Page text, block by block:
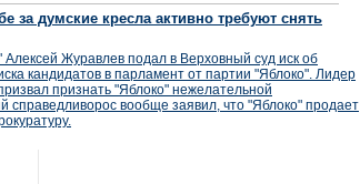
за думские кресла активно требуют снять
Журавлев подал в Верховный суд иск об
кандидатов в парламент от партии "Яблоко". Лидер
признать "Яблоко" нежелательной
справедливорос вообще заявил, что "Яблоко" продает